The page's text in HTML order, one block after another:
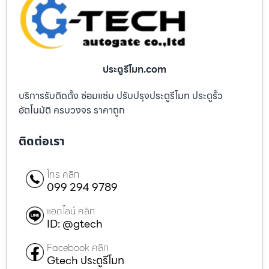
ประตูรีโมท.com
บริการรับติดตั้ง ซ่อมแซ่ม ปรับปรุงประตูรีโมท ประตูรั้ว
อัตโนมัติ ครบวงจร ราคาถูก
ติดต่อเรา
โทร คลิก
099 294 9789
แอดไลน์ คลิก
ID: @gtech
Facebook คลิก
Gtech ประตูรีโมท